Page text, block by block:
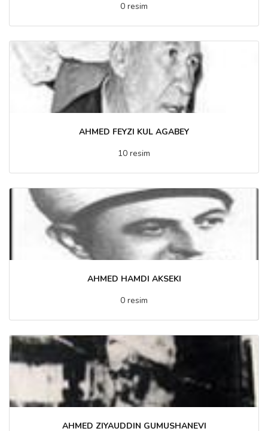
0 resim
AHMED FEYZI KUL AGABEY
10 resim
AHMED HAMDI AKSEKI
0 resim
AHMED ZIYAUDDIN GUMUSHANEVI